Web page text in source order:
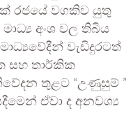
රජයේ වගකිව යුතු
අංශ වල තිබිය
වැඩිදුරටත්
සහ තාර්කික
තුළට “උණුසුම් ”
ඒවා ද අනවශ්‍ය